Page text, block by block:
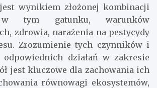
wynikiem złożonej kombinacji
w tym gatunku, warunków
zdrowia, narażenia na pestycydy
Zrozumienie tych czynników i
odpowiednich działań w zakresie
jest kluczowe dla zachowania ich
równowagi ekosystemów,